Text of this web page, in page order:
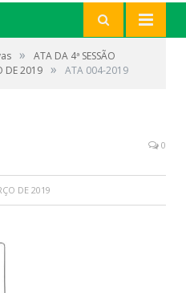
»
ATA DA 4ª SESSÃO
DE 2019 » ATA 004-2019
0
DE 2019